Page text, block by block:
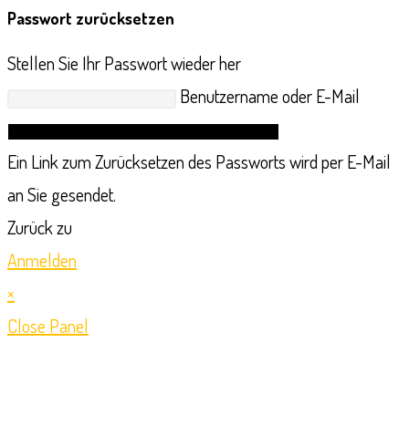
Passwort zurücksetzen
Stellen Sie Ihr Passwort wieder her
Benutzername oder E-Mail
Ein Link zum Zurücksetzen des Passworts wird per E-Mail
an Sie gesendet.
Zurück zu
Anmelden
×
Close Panel